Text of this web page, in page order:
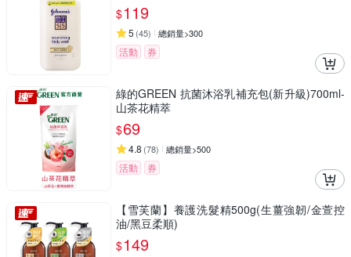
$119
5 (45) 總銷量>300
活動 券
綠的GREEN 抗菌沐浴乳補充包(新升級)700ml-
山茶花精萃
$69
4.8 (78) 總銷量>500
活動 券
【雪芙蘭】養護洗髮精500g(生薑強韌/金萱控
油/黑豆柔順)
$149